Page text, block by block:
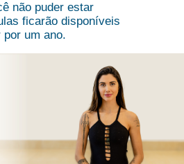
não puder estar
ficarão disponíveis
um ano.